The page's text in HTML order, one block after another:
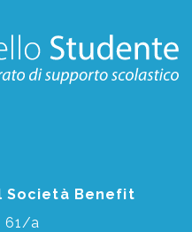
Società Benefit
61/a